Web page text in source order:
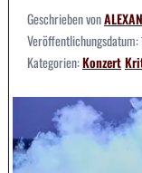
Geschrieben von
Veröffentlichungsdatum:
Kategorien:Konzert